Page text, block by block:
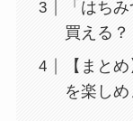
「はち
買える？
【まと
を楽しめ